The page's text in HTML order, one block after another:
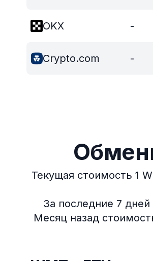
OKX -
Crypto.com -
Текущая стоимость 1
За последние 7
Месяц назад